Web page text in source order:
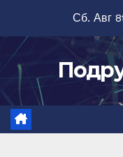
содержимому
Сб. Авг